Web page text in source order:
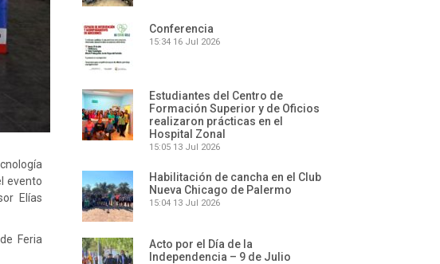
evento
Elías
de Feria
Conferencia
15:34 16 Jul 2026
Estudiantes del Centro de
Formación Superior y de Oficios
realizaron prácticas en el
Hospital Zonal
15:05 13 Jul 2026
Habilitación de cancha en el Club
Nueva Chicago de Palermo
15:04 13 Jul 2026
Acto por el Día de la
Independencia – 9 de Julio